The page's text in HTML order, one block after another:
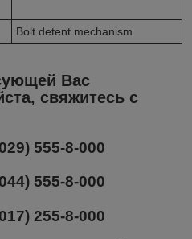
Bolt detent mechanism
Вас
свяжитесь с
555-8-000
555-8-000
255-8-000